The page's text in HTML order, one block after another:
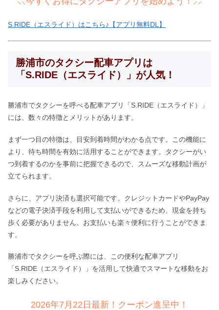
S.RIDE（エスライド）はこちら♪【アプリ無料DL】
勝浦市のタクシー配車アプリは
「S.RIDE（エスライド）」が人気！
勝浦市でタクシーを呼べる配車アプリ「S.RIDE（エスライド）」
には、数々の特徴とメリットがあります。
まず一つ目の特徴は、目安到着時間がわかる点です。この機能に
より、待ち時間を有効に活用することができます。タクシーがい
つ到着するのかを事前に把握できるので、スムーズな移動計画が
立てられます。
さらに、アプリ決済も選択可能です。クレジットカードやPayPay
などの電子決済手段を利用して支払いができるため、現金を持ち
歩く必要がありません。お支払いも楽々便利に行うことができま
す。
勝浦市でタクシーを呼ぶ際には、この便利な配車アプリ
「S.RIDE（エスライド）」を活用して快適でスマートな移動をお
楽しみください。
2026年7月22日最新！クーポン進呈中！